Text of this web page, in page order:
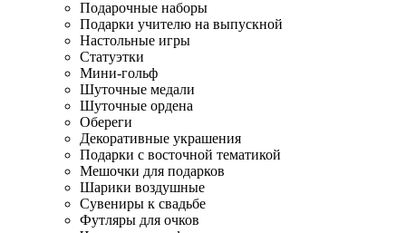
Подарочные наборы
Подарки учителю на выпускной
Настольные игры
Статуэтки
Мини-гольф
Шуточные медали
Шуточные ордена
Обереги
Декоративные украшения
Подарки с восточной тематикой
Мешочки для подарков
Шарики воздушные
Сувениры к свадьбе
Футляры для очков